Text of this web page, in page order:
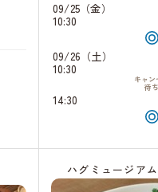
09/25（金）
10:30
09/26（土）
10:30
キャン
待
14:30
ハグミュージアム